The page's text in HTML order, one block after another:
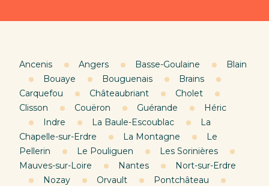
Ancenis Angers Basse-Goulaine
Blain
Bouaye
Bouguenais
Brains
Carquefou
Châteaubriant
Cholet
Clisson
Couëron Guérande
Héric
Indre
La Baule-Escoublac
La
Chapelle-sur-Erdre
La Montagne
Le
Pellerin
Le Pouliguen
Les Sorinières
Mauves-sur-Loire
Nantes
Nort-sur-Erdre
Nozay
Orvault
Pontchâteau